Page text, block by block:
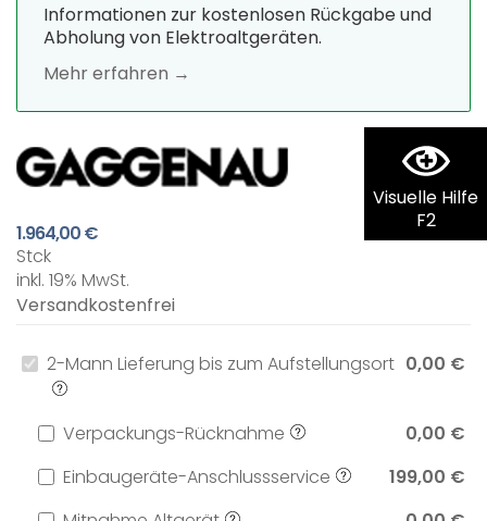
Visuelle Hilfe
F2
Informationen zur kostenlosen Rückgabe und
Abholung von Elektroaltgeräten.
Mehr erfahren →
1.964,00 €
Stck
inkl. 19% MwSt.
Versandkostenfrei
2-Mann Lieferung bis zum Aufstellungsort 0,00 €
Verpackungs-Rücknahme
0,00 €
Einbaugeräte-Anschlussservice
199,00 €